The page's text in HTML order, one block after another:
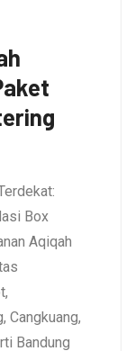
Box
Aqiqah
Cangkuang,
Bandung